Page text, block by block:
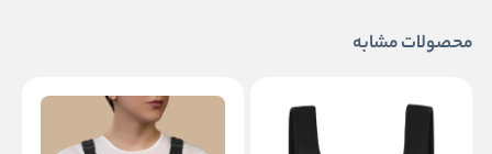
محصولات مشابه